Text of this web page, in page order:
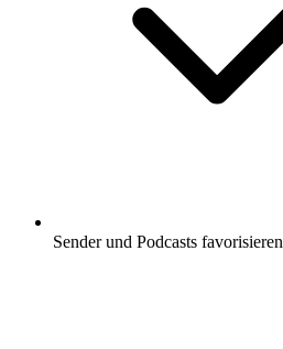
Sender und Podcasts favorisieren